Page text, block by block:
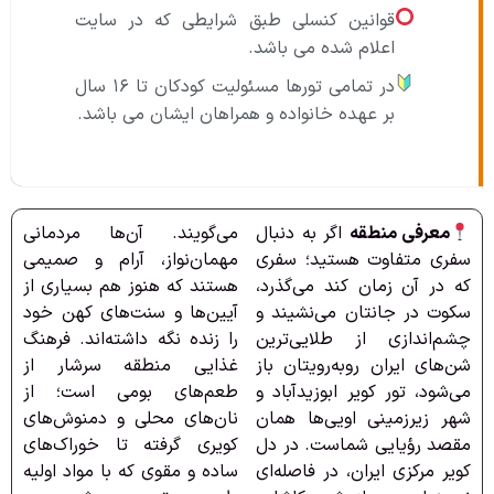
قوانین کنسلی طبق شرایطی که در سایت
اعلام شده می باشد.
در تمامی تورها مسئولیت کودکان تا ۱۶ سال
بر عهده خانواده و همراهان ایشان می باشد.
معرفی منطقه اگر به دنبال
سفری متفاوت هستید؛ سفری
که در آن زمان کند می‌گذرد،
سکوت در جانتان می‌نشیند و
چشم‌اندازی از طلایی‌ترین
شن‌های ایران روبه‌رویتان باز
می‌شود، تور کویر ابوزیدآباد و
شهر زیرزمینی اویی‌ها همان
مقصد رؤیایی شماست. در دل
کویر مرکزی ایران، در فاصله‌ای
می‌گویند. آن‌ها مردمانی
مهمان‌نواز، آرام و صمیمی
هستند که هنوز هم بسیاری از
آیین‌ها و سنت‌های کهن خود
را زنده نگه داشته‌اند. فرهنگ
غذایی منطقه سرشار از
طعم‌های بومی است؛ از
نان‌های محلی و دمنوش‌های
کویری گرفته تا خوراک‌های
ساده و مقوی که با مواد اولیه